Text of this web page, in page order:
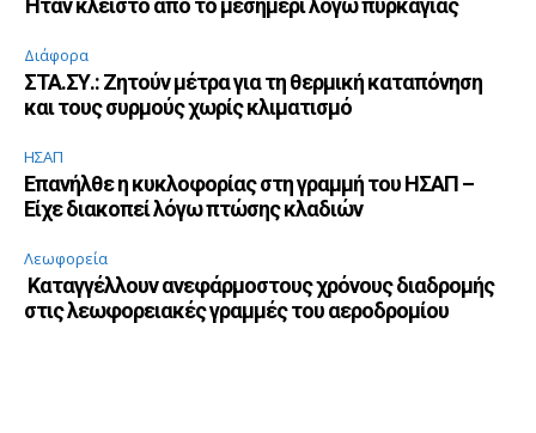
Ήταν κλειστό από το μεσημέρι λόγω πυρκαγιάς
Διάφορα
ΣΤΑ.ΣΥ.: Ζητούν μέτρα για τη θερμική καταπόνηση
και τους συρμούς χωρίς κλιματισμό
ΗΣΑΠ
Επανήλθε η κυκλοφορίας στη γραμμή του ΗΣΑΠ –
Είχε διακοπεί λόγω πτώσης κλαδιών
Λεωφορεία
Καταγγέλλουν ανεφάρμοστους χρόνους διαδρομής
στις λεωφορειακές γραμμές του αεροδρομίου